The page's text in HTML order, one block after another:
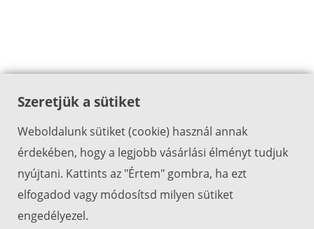
Szeretjük a sütiket
Weboldalunk sütiket (cookie) használ annak
érdekében, hogy a legjobb vásárlási élményt tudjuk
nyújtani. Kattints az "Értem" gombra, ha ezt
elfogadod vagy módosítsd milyen sütiket
engedélyezel.